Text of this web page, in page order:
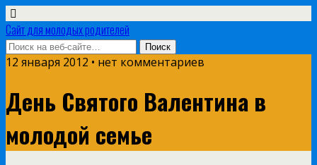
Сайт для молодых родителей
12 января 2012 • нет комментариев
День Святого Валентина в
молодой семье